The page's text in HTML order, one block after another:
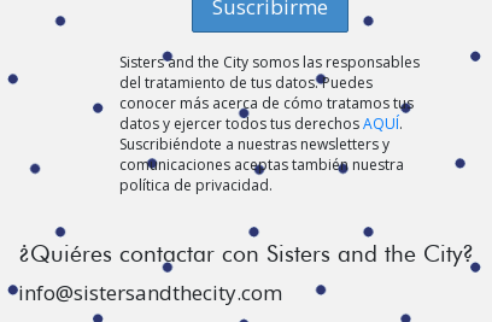
Sisters and the City somos las responsables
del tratamiento de tus datos. Puedes
conocer más acerca de cómo tratamos tus
datos y ejercer todos tus derechosAQUÍ.
Suscribiéndote a nuestras newsletters y
comunicaciones aceptas también nuestra
política de privacidad.
¿Quiéres contactar con Sisters and the City?
info@sistersandthecity.com